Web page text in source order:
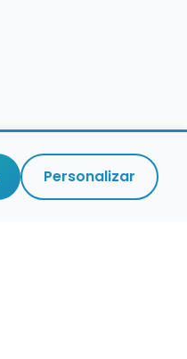
Personalizar